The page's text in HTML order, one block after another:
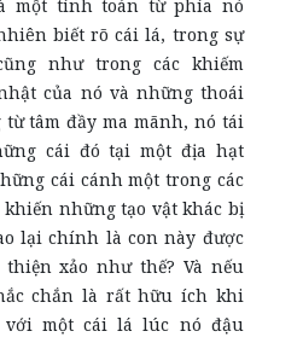
một tính toán từ phía nó
biết rõ cái lá, trong sự
như trong các khiếm
của nó và những thoái
tâm đầy ma mãnh, nó tái
cái đó tại một địa hạt
cái cánh một trong các
những tạo vật khác bị
lại chính là con này được
xảo như thế? Và nếu
chắn là rất hữu ích khi
với một cái lá lúc nó đậu